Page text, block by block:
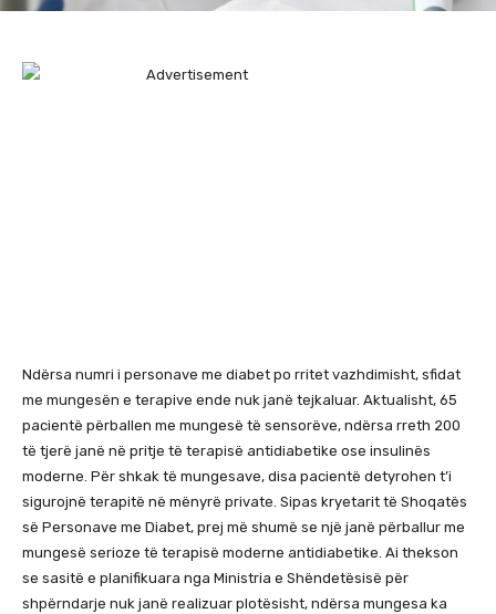
Ndërsa numri i personave me diabet po rritet vazhdimisht, sfidat
me mungesën e terapive ende nuk janë tejkaluar. Aktualisht, 65
pacientë përballen me mungesë të sensorëve, ndërsa rreth 200
të tjerë janë në pritje të terapisë antidiabetike ose insulinës
moderne. Për shkak të mungesave, disa pacientë detyrohen t’i
sigurojnë terapitë në mënyrë private. Sipas kryetarit të Shoqatës
së Personave me Diabet, prej më shumë se një janë përballur me
mungesë serioze të terapisë moderne antidiabetike. Ai thekson
se sasitë e planifikuara nga Ministria e Shëndetësisë për
shpërndarje nuk janë realizuar plotësisht, ndërsa mungesa ka